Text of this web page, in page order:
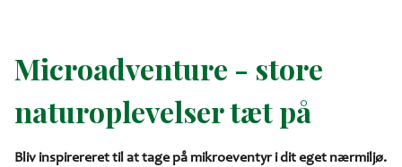
Microadventure - store
naturoplevelser tæt på
Bliv inspirereret til at tage på mikroeventyr i dit eget nærmiljø.